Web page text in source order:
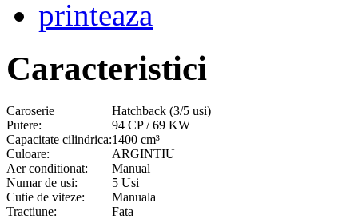
printeaza
Caracteristici
Caroserie
Hatchback (3/5 usi)
Putere:
94 CP / 69 KW
Capacitate cilindrica:1400 cm³
Culoare:
ARGINTIU
Aer conditionat:
Manual
Numar de usi:
5 Usi
Cutie de viteze:
Manuala
Tractiune:
Fata